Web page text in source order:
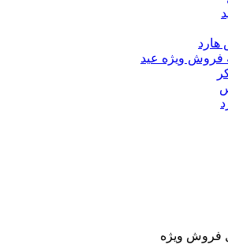
هارد
فروش ویژه عید
فروش ویژه